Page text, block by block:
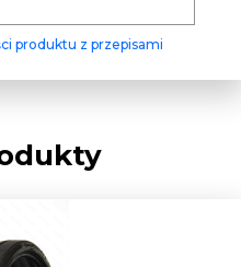
produktu z przepisami